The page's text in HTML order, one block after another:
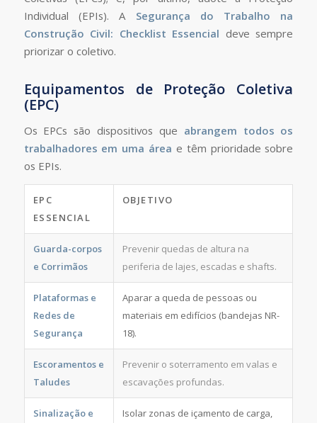
Individual (EPIs). A Segurança do Trabalho na
Construção Civil: Checklist Essencial deve sempre
priorizar o coletivo.
Equipamentos de Proteção Coletiva
(EPC)
Os EPCs são dispositivos que abrangem todos os
trabalhadores em uma área e têm prioridade sobre
os EPIs.
EPC
ESSENCIAL
OBJETIVO
Guarda-corpos
e Corrimãos
Prevenir quedas de altura na
periferia de lajes, escadas e shafts.
Plataformas e
Redes de
Segurança
Aparar a queda de pessoas ou
materiais em edifícios (bandejas NR-
18).
Escoramentos e
Taludes
Prevenir o soterramento em valas e
escavações profundas.
Sinalização e
Isolar zonas de içamento de carga,